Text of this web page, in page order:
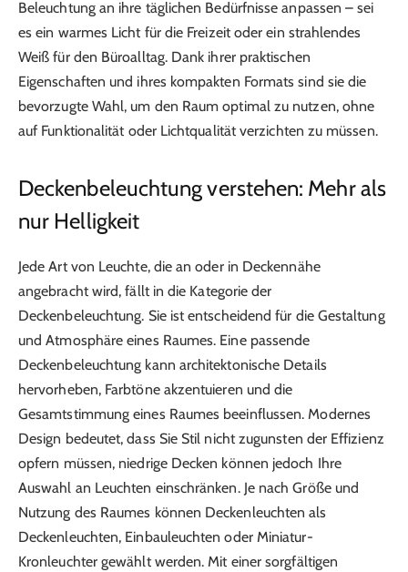
Beleuchtung an ihre täglichen Bedürfnisse anpassen – sei
es ein warmes Licht für die Freizeit oder ein strahlendes
Weiß für den Büroalltag. Dank ihrer praktischen
Eigenschaften und ihres kompakten Formats sind sie die
bevorzugte Wahl, um den Raum optimal zu nutzen, ohne
auf Funktionalität oder Lichtqualität verzichten zu müssen.
Deckenbeleuchtung verstehen: Mehr als
nur Helligkeit
Jede Art von Leuchte, die an oder in Deckennähe
angebracht wird, fällt in die Kategorie der
Deckenbeleuchtung. Sie ist entscheidend für die Gestaltung
und Atmosphäre eines Raumes. Eine passende
Deckenbeleuchtung kann architektonische Details
hervorheben, Farbtöne akzentuieren und die
Gesamtstimmung eines Raumes beeinflussen. Modernes
Design bedeutet, dass Sie Stil nicht zugunsten der Effizienz
opfern müssen, niedrige Decken können jedoch Ihre
Auswahl an Leuchten einschränken. Je nach Größe und
Nutzung des Raumes können Deckenleuchten als
Deckenleuchten, Einbauleuchten oder Miniatur-
Kronleuchter gewählt werden. Mit einer sorgfältigen